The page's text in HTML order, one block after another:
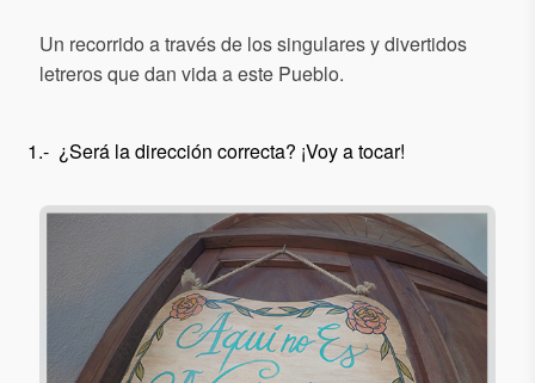
Un recorrido a través de los singulares y divertidos
letreros que dan vida a este Pueblo.
1.- ¿Será la dirección correcta? ¡Voy a tocar!